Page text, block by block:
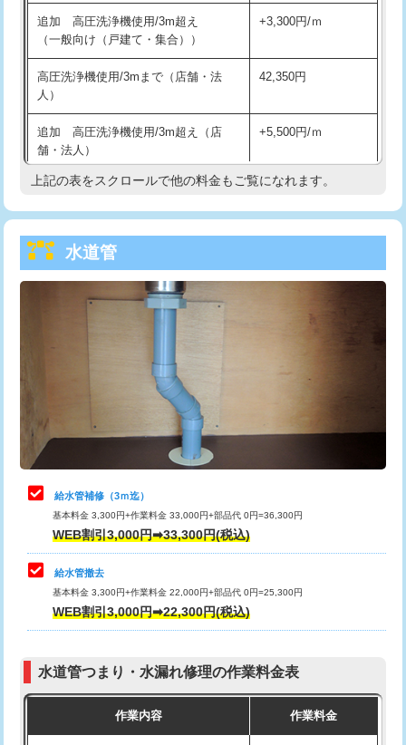
給水管工事※（保温材使用（バンド止
め込み）)
5,500円
給水管工事※（土の掘削・埋め戻し作
業)
11,000円
給水管工事※（塩ビ管（VP・HI）使
用/3ｍまで)
33,000円
給水管工事※（塩ビ管（VP・HI）使
+8,800円
給水管工事※（ライニング鋼管・銅
管・ポリ管・HT管使用/3ｍまで)
給水管工事※（ライニング鋼管・銅
管・ポリ管・HT管使用/3ｍ超え)
排水管工事（土の掘削・埋め戻し作
11,000円~
排水管工事（排水管工事/3ｍまで） 55,000円
排水管工事（追加 排水管工事/3ｍ超
マス交換（土の掘削・埋め戻し作業）
マス交換（深さ50㎝未満）
マス交換（深さ50㎝以上）
コンクリート斫り（厚さ10㎝まで）
モルタル補修（厚さ10㎝超え） 38,500円
追加 高圧洗浄機使用/3m超え
（一般向け（戸建て・集合））
+3,300円/ｍ
高圧洗浄機使用/3mまで（店舗・法
人）
42,350円
追加 高圧洗浄機使用/3m超え（店
舗・法人）
+5,500円/ｍ
高度高圧洗浄換 現地調査
トーラー機使用/3mまで
追加トーラー機使用/3m超え
33,000円
8,800円
止水・漏水調査・防水処理・清掃・修
理・調整・分解・加工など（軽作業）
11,000円
止水・漏水調査・防水処理・清掃・修
理・調整・分解・加工など（中作業）
止水・漏水調査・防水処理・清掃・修
理・調整・分解・加工など（重作業）
33,000円
その他部品の脱着
交換・取付（タンク）
式）)
式・ワンホール）)
上記の表をスクロールで他の料金もご覧になれます。
水道管
給水管補修（3ｍ迄）
基本料金 3,300円+作業料金 33,000円+部品代 0円=36,300円
WEB割引3,000円➡33,300円(税込)
給水管撤去
基本料金 3,300円+作業料金 22,000円+部品代 0円=25,300円
WEB割引3,000円➡22,300円(税込)
水道管つまり・水漏れ修理の作業料金表
作業内容 作業料金